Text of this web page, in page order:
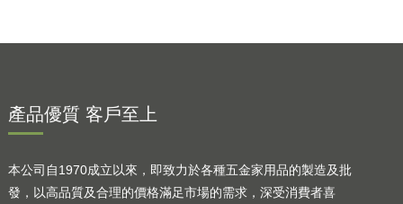
產品優質 客戶至上
本公司自1970成立以來，即致力於各種五金家用品的製造及批
發，以高品質及合理的價格滿足市場的需求，深受消費者喜